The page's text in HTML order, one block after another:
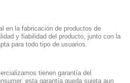
en la fabricación de productos de
y fiabilidad del producto, junto con la
para todo tipo de usuarios.
tienen garantía del
esta garantía queda sujeta aun